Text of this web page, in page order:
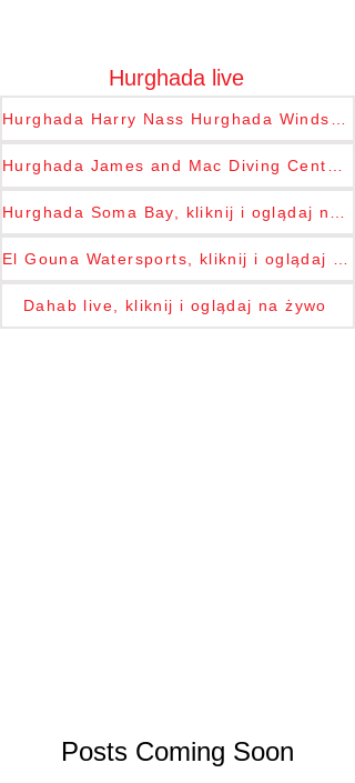
Hurghada live
Dahab live, kliknij i oglądaj na żywo
Posts Coming Soon